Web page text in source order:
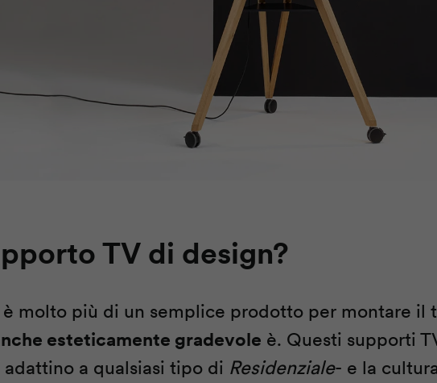
TV di design?
molto più di un semplice prodotto per montare il
esteticamente gradevole è. Questi supporti
a qualsiasi tipo di Residenziale- e la